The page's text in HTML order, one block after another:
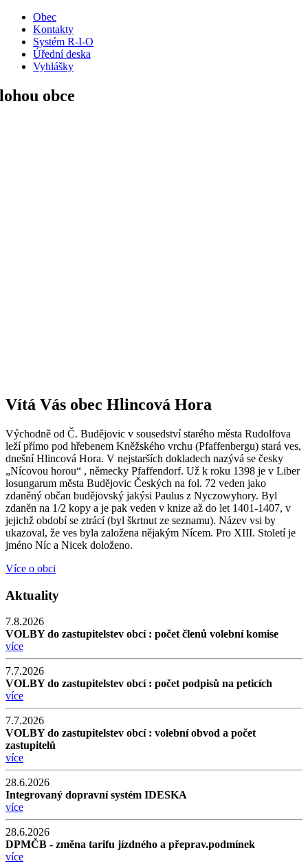
Obec
Kontakty
Systém R-I-O
Úřední deska
Vyhlášky
Vítá Vás obec Hlincová Hora
Východně od Č. Budějovic v sousedství starého města Rudolfova
leží přímo pod hřebenem Kněžského vrchu (Pfaffenbergu) stará ves,
dnešní Hlincová Hora. V nejstarších dokladech nazývá se česky
„Nícovou horou“ , německy Pfaffendorf. Už k roku 1398 je v Liber
losungarum města Budějovic Českých na fol. 72 veden jako
zdaněný občan budějovský jakýsi Paulus z Nyczowyhory. Byl
zdaněn na 1/2 kopy a je pak veden v knize až do let 1401-1407, v
jejichž období se ztrácí (byl škrtnut ze seznamu). Název vsi by
ukazoval, že ves byla založena nějakým Nícem. Pro XIII. Století je
jméno Níc a Nicek doloženo.
Více o obci
Aktuality
7.8.2026
VOLBY do zastupitelstev obcí : počet členů volební komise
více
7.7.2026
VOLBY do zastupitelstev obcí : počet podpisů na peticích
více
7.7.2026
VOLBY do zastupitelstev obcí : volební obvod a počet
zastupitelů
více
28.6.2026
Integrovaný dopravní systém IDESKA
více
28.6.2026
DPMČB - změna tarifu jízdného a přeprav.podmínek
více